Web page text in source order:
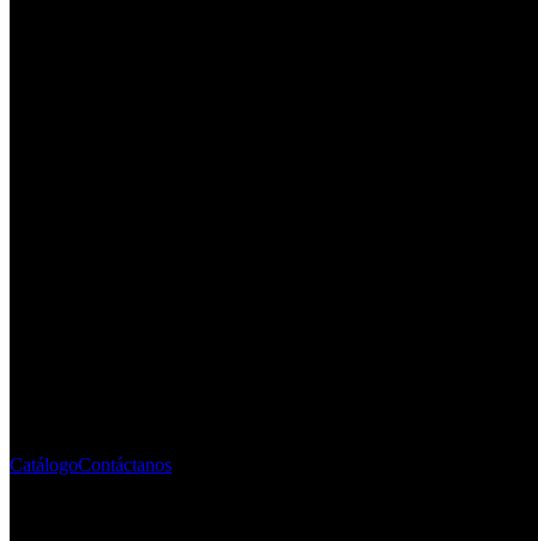
CatálogoContáctanos